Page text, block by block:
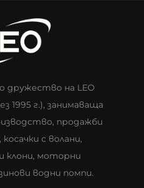
дружество на LEO
1995 г.), занимаваща
продажби
с волани,
клони, моторни
водни помпи.